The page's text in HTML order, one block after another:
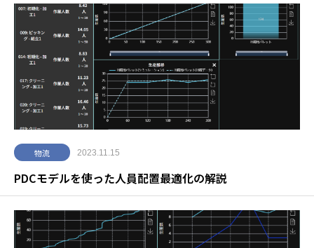
物流 2023.11.15
PDCモデルを使った人員配置最適化の解説